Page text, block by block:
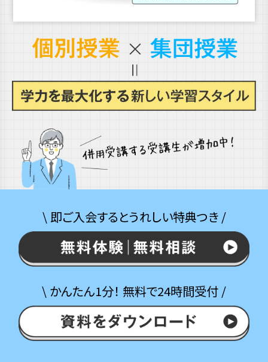
\ 即ご入会するとうれしい特典つき /
\ かんたん1分！ 無料で24時間受付 /